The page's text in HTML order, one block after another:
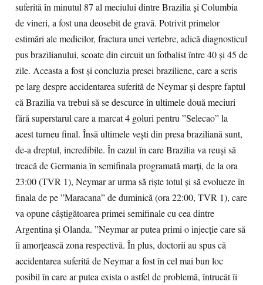
suferită în minutul 87 al meciului dintre Brazilia şi Columbia
de vineri, a fost una deosebit de gravă. Potrivit primelor
estimări ale medicilor, fractura unei vertebre, adică diagnosticul
pus brazilianului, scoate din circuit un fotbalist între 40 şi 45 de
zile. Aceasta a fost şi concluzia presei braziliene, care a scris
pe larg despre accidentarea suferită de Neymar şi despre faptul
că Brazilia va trebui să se descurce în ultimele două meciuri
fără superstarul care a marcat 4 goluri pentru ”Selecao” la
acest turneu final. Însă ultimele veşti din presa braziliană sunt,
de-a dreptul, incredibile. În cazul în care Brazilia va reuşi să
treacă de Germania în semifinala programată marţi, de la ora
23:00 (TVR 1), Neymar ar urma să rişte totul şi să evolueze în
finala de pe ”Maracana” de duminică (ora 22:00, TVR 1), care
va opune câştigătoarea primei semifinale cu cea dintre
Argentina şi Olanda. ”Neymar ar putea primi o injecţie care să
îi amorţească zona respectivă. În plus, doctorii au spus că
accidentarea suferită de Neymar a fost în cel mai bun loc
posibil în care ar putea exista o astfel de problemă, întrucât îi